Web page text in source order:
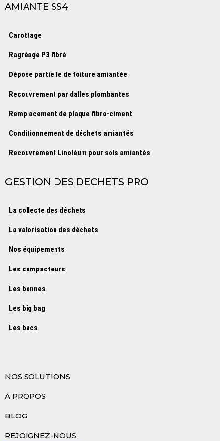
AMIANTE SS4
Carottage
Ragréage P3 fibré
Dépose partielle de toiture amiantée
Recouvrement par dalles plombantes
Remplacement de plaque fibro-ciment
Conditionnement de déchets amiantés
Recouvrement Linoléum pour sols amiantés
GESTION DES DECHETS PRO
La collecte des déchets
La valorisation des déchets
Nos équipements
Les compacteurs
Les bennes
Les big bag
Les bacs
NOS SOLUTIONS
A PROPOS
BLOG
REJOIGNEZ-NOUS